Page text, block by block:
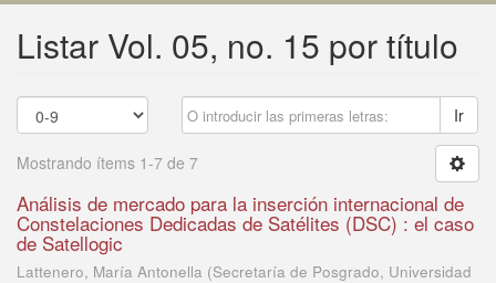
Listar Vol. 05, no. 15 por título
Ir
Mostrando ítems 1-7 de 7
Análisis de mercado para la inserción internacional de
Constelaciones Dedicadas de Satélites (DSC) : el caso
de Satellogic
Lattenero, María Antonella (Secretaría de Posgrado, Universidad